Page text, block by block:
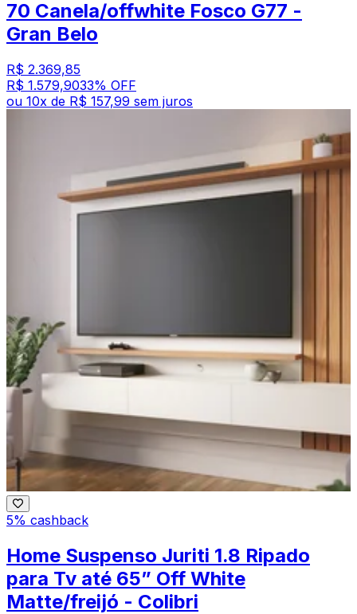
70 Canela/offwhite Fosco G77 -
Gran Belo
R$ 2.369,85
R$ 1.579,9033% OFF
ou 10x de R$ 157,99 sem juros
5% cashback
Home Suspenso Juriti 1.8 Ripado
para Tv até 65” Off White
Matte/freijó - Colibri